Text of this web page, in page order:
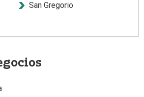
San Gregorio